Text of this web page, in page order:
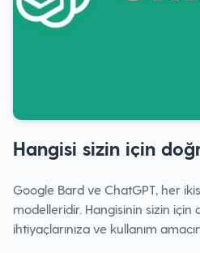
Hangisi sizin için
Google Bard ve ChatGPT, her
modelleridir. Hangisinin sizin için
ihtiyaçlarınıza ve kullanım